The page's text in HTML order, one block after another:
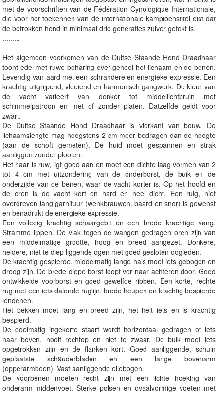
met de voorschriften van de Fédération Cynologique Internationale,
die voor het toekennen van de internationale kampioenstitel eist dat
de betrokken hond in minimaal drie generaties zuiver gefokt is.
.........
Het algemeen voorkomen van de Duitse Staande Hond Draadhaar
toont edel met ruwe beharing over geheel het lichaam en de benen.
Levendig van aard met een schrandere en energieke expressie. Een
krachtig uitgrijpend, vloeiend en harmonisch gangwerk. De kleur van
de vacht varieert van donker tot middellichtbruin met
schimmelpatroon en met of zonder platen. Datzelfde geldt voor
zwart.
De Duitse Staande Hond Draadhaar is vierkant van bouw. De
lichaamslengte mag hoogstens 2 cm meer bedragen dan de hoogte
(aan de schoft gemeten). De huid moet gespannen en strak
aanliggen zonder plooien.
Het haar is ruw, ligt goed aan en moet een dichte laag vormen van 2
tot 4 cm met uitzondering van de onderborst, de buik en de
onderzijde van de benen, waar de vacht korter is. Op het hoofd en
de oren is de vacht kort en hard en heel dicht. Een ruig, niet
overdreven lang garnituur (wenkbrauwen, baard en snor) is gewenst
en benadrukt de energieke expressie.
Een volledig krachtig schaargebit en een brede krachtige vang.
Stramme lippen. De vlak tegen de wangen gedragen oren zijn van
een middelmatige grootte, hoog en breed aangezet. Donkere,
heldere, niet te diep liggende ogen met goed gesloten oogleden.
De krachtig gespierde, middelmatig lange hals moet iets gebogen en
droog zijn. De brede diepe borst loopt ver naar achteren door. Goed
ontwikkelde voorborst en goed gewelfde ribben. Een korte, rechte
rug met een iets dalende ruglijn, brede heupen en krachtig bespierde
lendenen.
Het bekken moet lang en breed zijn, het helt iets en is krachtig
bespierd.
De doelmatig ingekorte staart wordt horizontaal gedragen of iets
naar boven, nooit rechtop en niet te zwaar. De buik moet iets
opgetrokken zijn en de flanken kort. Goed aanliggende, schuin
geplaatste sch9uderbladen en een lange bovenarm
(opperarmbeen). Vast aanliggende ellebogen.
De voorbenen moeten recht zijn met een lichte hoeking van
onderarm-middenvoet. Sterke polsen en ovaalvormige voeten met